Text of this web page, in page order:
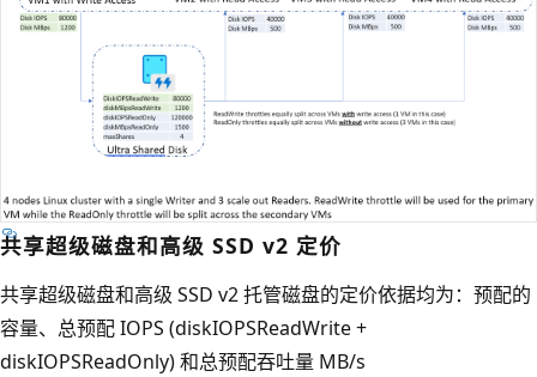
共享超级磁盘和高级 SSD v2 定价
共享超级磁盘和高级 SSD v2 托管磁盘的定价依据均为：预配的
容量、总预配 IOPS (diskIOPSReadWrite +
diskIOPSReadOnly) 和总预配吞吐量 MB/s